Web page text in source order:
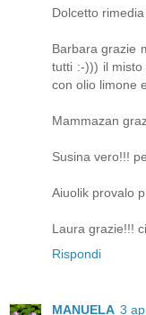
Dolcetto
Barbara grazie
tutti :-))) il
con olio limone
Mammazan
Susina vero!!!
Aiuolik provalo
Laura grazie!!!
Rispondi
MANUELA 3